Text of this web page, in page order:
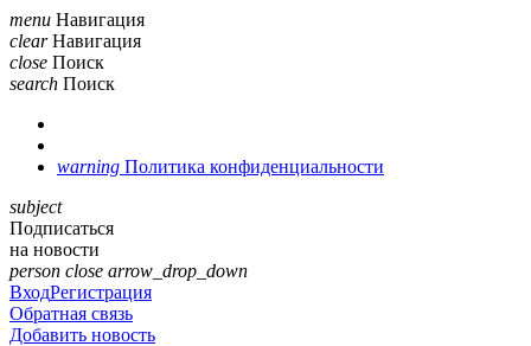
menu Навигация
clear Навигация
close Поиск
search Поиск
warning Политика конфиденциальности
subject
Подписаться
на новости
person close arrow_drop_down
ВходРегистрация
Обратная связь
Добавить новость